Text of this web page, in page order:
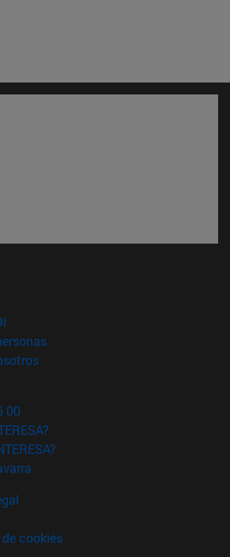
nueva ventana)
(abre en nueva ventana)
(abre en nueva ventana)
00
cookies